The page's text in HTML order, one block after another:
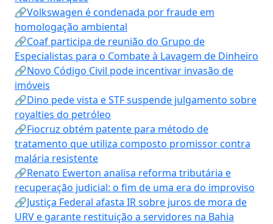
🔗Volkswagen é condenada por fraude em
homologação ambiental
🔗Coaf participa de reunião do Grupo de
Especialistas para o Combate à Lavagem de Dinheiro
🔗Novo Código Civil pode incentivar invasão de
imóveis
🔗Dino pede vista e STF suspende julgamento sobre
royalties do petróleo
🔗Fiocruz obtém patente para método de
tratamento que utiliza composto promissor contra
malária resistente
🔗Renato Ewerton analisa reforma tributária e
recuperação judicial: o fim de uma era do improviso
🔗Justiça Federal afasta IR sobre juros de mora de
URV e garante restituição a servidores na Bahia